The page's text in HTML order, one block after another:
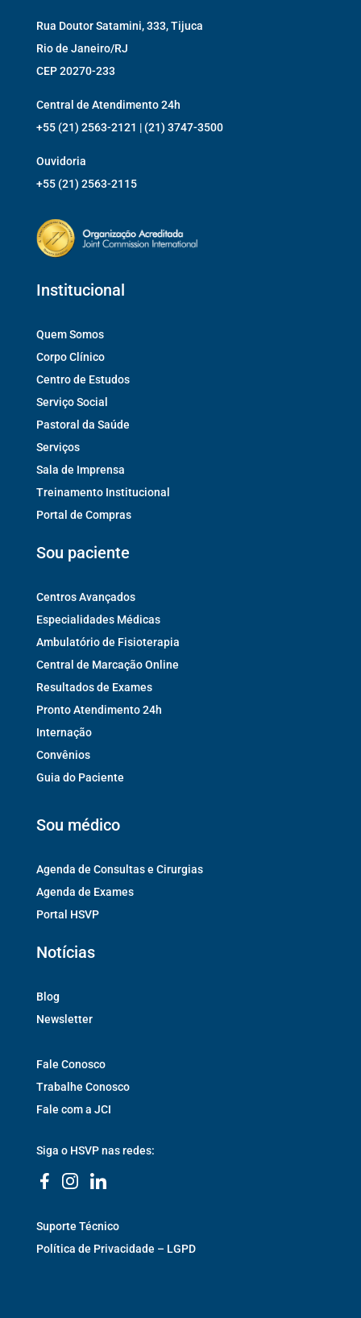
Rua Doutor Satamini, 333, Tijuca
Rio de Janeiro/RJ
CEP 20270-233
Central de Atendimento 24h
+55 (21) 2563-2121 | (21) 3747-3500
Ouvidoria
+55 (21) 2563-2115
Institucional
Quem Somos
Corpo Clínico
Centro de Estudos
Serviço Social
Pastoral da Saúde
Serviços
Sala de Imprensa
Treinamento Institucional
Portal de Compras
Sou paciente
Centros Avançados
Especialidades Médicas
Ambulatório de Fisioterapia
Central de Marcação Online
Resultados de Exames
Pronto Atendimento 24h
Internação
Convênios
Guia do Paciente
Sou médico
Agenda de Consultas e Cirurgias
Agenda de Exames
Portal HSVP
Notícias
Blog
Newsletter
Fale Conosco
Trabalhe Conosco
Fale com a JCI
Siga o HSVP nas redes:
Suporte Técnico
Política de Privacidade – LGPD